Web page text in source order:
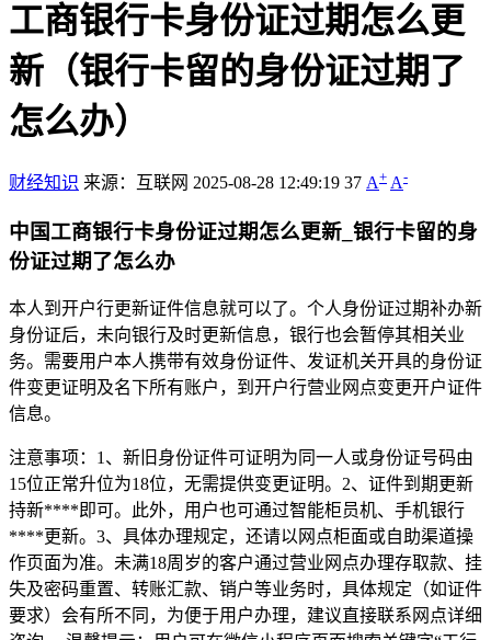
工商银行卡身份证过期怎么更
新（银行卡留的身份证过期了
怎么办）
财经知识 来源：互联网 2025-08-28 12:49:19 37 A+ A-
中国工商银行卡身份证过期怎么更新_银行卡留的身
份证过期了怎么办
本人到开户行更新证件信息就可以了。个人身份证过期补办新
身份证后，未向银行及时更新信息，银行也会暂停其相关业
务。需要用户本人携带有效身份证件、发证机关开具的身份证
件变更证明及名下所有账户，到开户行营业网点变更开户证件
信息。
注意事项：1、新旧身份证件可证明为同一人或身份证号码由
15位正常升位为18位，无需提供变更证明。2、证件到期更新
持新****即可。此外，用户也可通过智能柜员机、手机银行
****更新。3、具体办理规定，还请以网点柜面或自助渠道操
作页面为准。未满18周岁的客户通过营业网点办理存取款、挂
失及密码重置、转账汇款、销户等业务时，具体规定（如证件
要求）会有所不同，为便于用户办理，建议直接联系网点详细